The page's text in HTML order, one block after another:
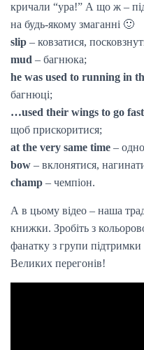
кричали “ура!” А що ж –
на будь-якому змаганні 🙂
slip – ковзатися,
mud – багнюка;
he was used to running in
багнюці;
…used their wings to go
щоб прискоритися;
at the very same time –
bow – вклонятися,
champ – чемпіон.
А в цьому відео – наша
книжки. Зробіть з
фанатку з групи підтримки
Великих перегонів!